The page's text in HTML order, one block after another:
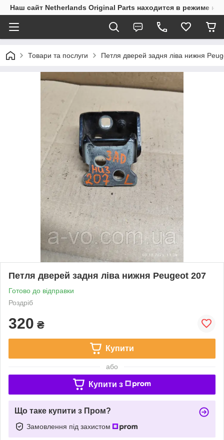
Наш сайт Netherlands Original Parts находится в режиме
Товари та послуги Петля дверей задня ліва нижня
Петля дверей задня ліва нижня Peugeot 207
Готово до відправки
Роздріб
320 ₴
Купити
або
Купити з
Що таке купити з Пром?
Замовлення під захистом